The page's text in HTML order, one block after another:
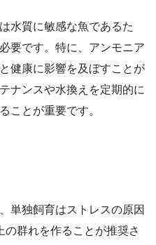
水質に敏感な魚であるた
要です。特に、アンモニア
健康に影響を及ぼすことが
ナンスや水換えを定期的に
ことが重要です。
単独飼育はストレスの原因
群れを作ることが推奨さ